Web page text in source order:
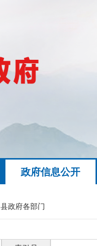
政府信息公开
县政府各部门